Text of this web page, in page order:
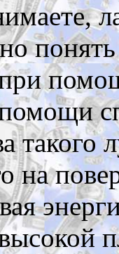
такого
на